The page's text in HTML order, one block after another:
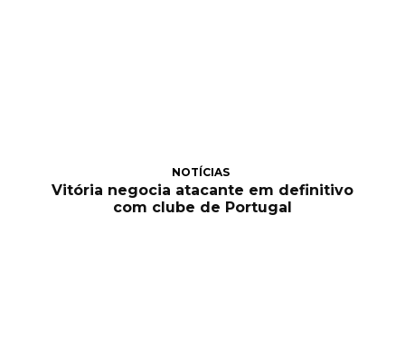
NOTÍCIAS
Vitória negocia atacante em definitivo
com clube de Portugal